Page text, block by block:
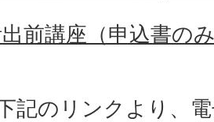
前講座（申込書の
記のリンクより、